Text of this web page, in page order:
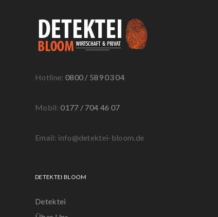
Hotline: 0800 / 589 03 04
Mobil:0177 / 704 46 07
Email: info@detektei-bloom.de
DETEKTEI BLOOM
Detektei